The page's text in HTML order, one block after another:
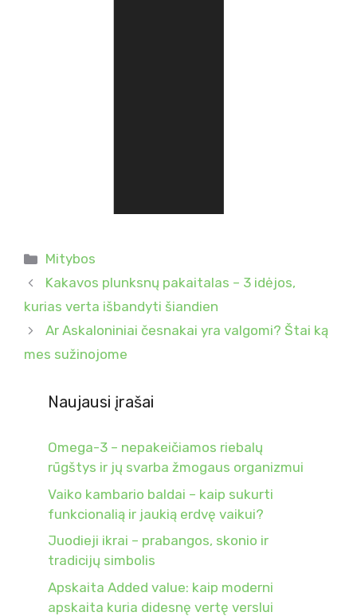
Kategorijos
Mitybos
Kakavos plunksnų pakaitalas – 3 idėjos,
kurias verta išbandyti šiandien
Ar Askaloniniai česnakai yra valgomi? Štai ką
mes sužinojome
Naujausi įrašai
Omega-3 – nepakeičiamos riebalų
rūgštys ir jų svarba žmogaus organizmui
Vaiko kambario baldai – kaip sukurti
funkcionalią ir jaukią erdvę vaikui?
Juodieji ikrai – prabangos, skonio ir
tradicijų simbolis
Apskaita Added value: kaip moderni
apskaita kuria didesnę vertę verslui